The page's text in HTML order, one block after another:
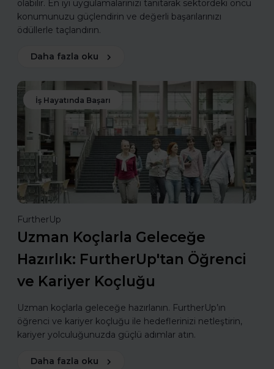
olabilir. En iyi uygulamalarınızı tanıtarak sektördeki öncü
konumunuzu güçlendirin ve değerli başarılarınızı
ödüllerle taçlandırın.
Daha fazla oku
İş Hayatında Başarı
FurtherUp
Uzman Koçlarla Geleceğe
Hazırlık: FurtherUp'tan Öğrenci
ve Kariyer Koçluğu
Uzman koçlarla geleceğe hazırlanın. FurtherUp’ın
öğrenci ve kariyer koçluğu ile hedeflerinizi netleştirin,
kariyer yolculuğunuzda güçlü adımlar atın.
Daha fazla oku